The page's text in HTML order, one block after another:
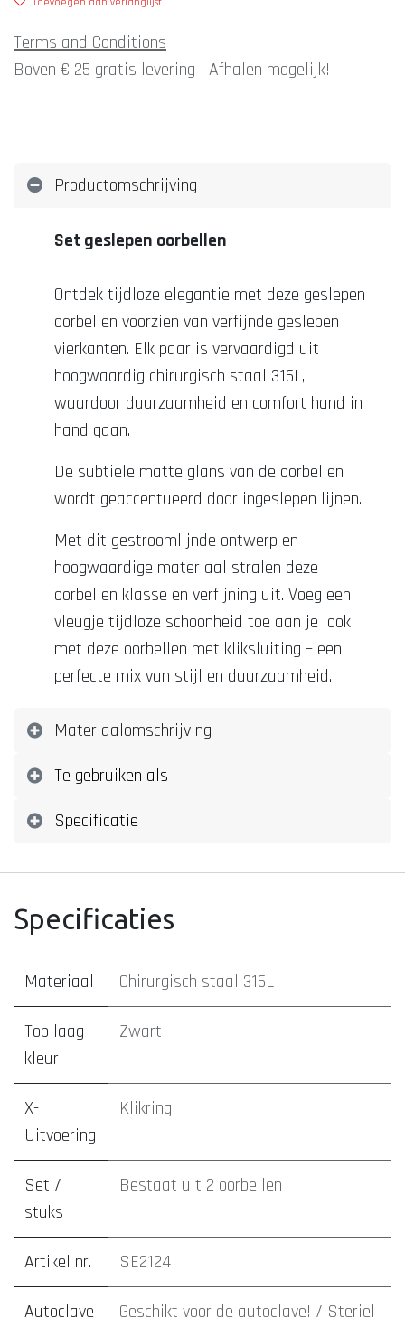
Terms and Conditions
Boven € 25 gratis levering | Afhalen mogelijk!
Productomschrijving
Set geslepen oorbellen
Ontdek tijdloze elegantie met deze geslepen
oorbellen voorzien van verfijnde geslepen
vierkanten. Elk paar is vervaardigd uit
hoogwaardig chirurgisch staal 316L,
waardoor duurzaamheid en comfort hand in
hand gaan.
De subtiele matte glans van de oorbellen
wordt geaccentueerd door ingeslepen lijnen.
Met dit gestroomlijnde ontwerp en
hoogwaardige materiaal stralen deze
oorbellen klasse en verfijning uit. Voeg een
vleugje tijdloze schoonheid toe aan je look
met deze oorbellen met kliksluiting – een
perfecte mix van stijl en duurzaamheid.
Materiaalomschrijving
Te gebruiken als
Specificatie
Specificaties
Materiaal Chirurgisch staal 316L
Top laag
kleur
Zwart
X-
Uitvoering
Klikring
Set /
stuks
Bestaat uit 2 oorbellen
Artikel nr. SE2124
Autoclave Geschikt voor de autoclave! / Steriel